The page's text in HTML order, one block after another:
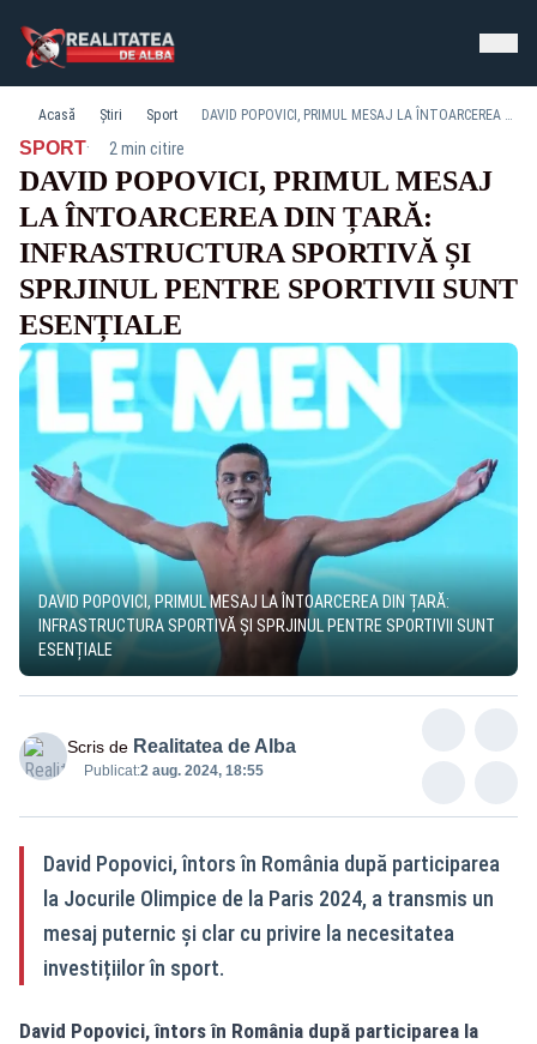
Acasă Știri Sport DAVID POPOVICI, PRIMUL MESAJ LA ÎNTOARCEREA DIN ȚARĂ: INFRASTRUCTURA SPORTIVĂ ȘI SPRJINUL PENTRE SPORTIVII SUNT ESENȚIALE
SPORT· 2 min citire
DAVID POPOVICI, PRIMUL MESAJ
LA ÎNTOARCEREA DIN ȚARĂ:
INFRASTRUCTURA SPORTIVĂ ȘI
SPRJINUL PENTRE SPORTIVII SUNT
ESENȚIALE
DAVID POPOVICI, PRIMUL MESAJ LA ÎNTOARCEREA DIN ȚARĂ:
INFRASTRUCTURA SPORTIVĂ ȘI SPRJINUL PENTRE SPORTIVII SUNT
ESENȚIALE
Scris de Realitatea de Alba
Publicat:2 aug. 2024, 18:55
David Popovici, întors în România după participarea
la Jocurile Olimpice de la Paris 2024, a transmis un
mesaj puternic și clar cu privire la necesitatea
investițiilor în sport.
David Popovici, întors în România după participarea la